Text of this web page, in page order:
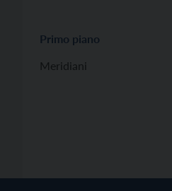
Primo piano
Meridiani